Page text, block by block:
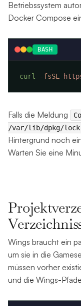
Betriebssystem
Docker Compose
BASH
curl -fsSL
Falls die Meldung
/var/lib/dpkg/
Hintergrund noch
Warten Sie eine
Wings braucht ein
um sie in die
müssen vorher
und die Wings-